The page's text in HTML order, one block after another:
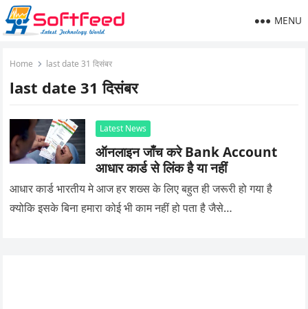
MENU
Home last date 31 दिसंबर
last date 31 दिसंबर
Latest News
ऑनलाइन जाँच करे Bank Account
आधार कार्ड से लिंक है या नहीं
आधार कार्ड भारतीय मे आज हर शख्स के लिए बहुत ही जरूरी हो गया है
क्योकि इसके बिना हमारा कोई भी काम नहीं हो पता है जैसे…